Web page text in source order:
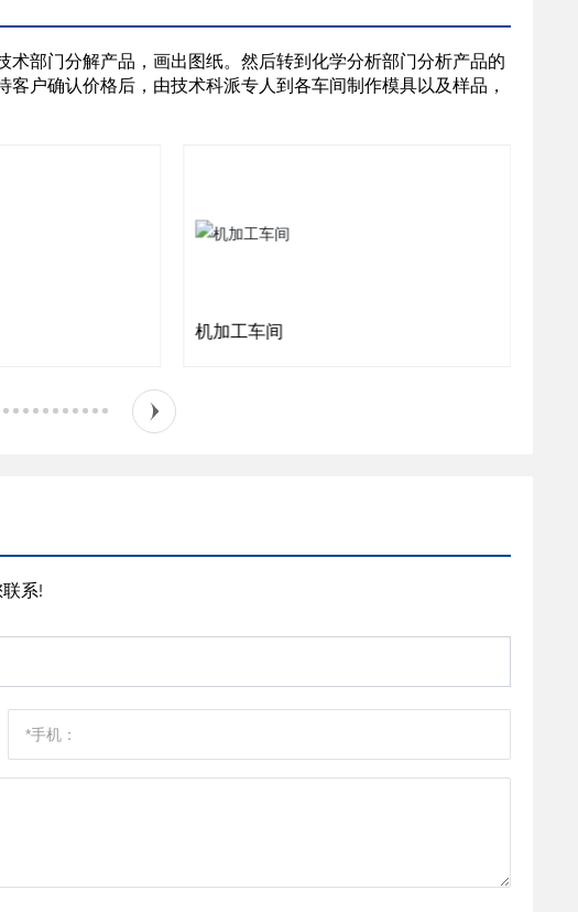
部门分解产品，画出图纸。然后转到化学分析部门分析产品的
户确认价格后，由技术科派专人到各车间制作模具以及样品，
机加工车间
系!